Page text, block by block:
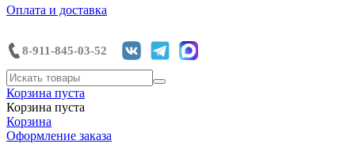
Оплата и доставка
8-911-845-03-52
Корзина пуста
Корзина пуста
Корзина
Оформление заказа